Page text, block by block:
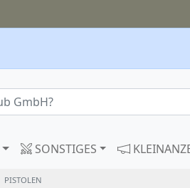
SONSTIGES
PISTOLEN